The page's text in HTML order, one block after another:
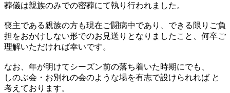
葬儀は親族のみでの密葬にて執り行われました。
喪主である親族の方も現在ご闘病中であり、できる限りご負
担をおかけしない形でのお見送りとなりましたこと、何卒ご
理解いただければ幸いです。
なお、年が明けてシーズン前の落ち着いた時期にでも、
しのぶ会・お別れの会のような場を有志で設けられれば と
考えております。